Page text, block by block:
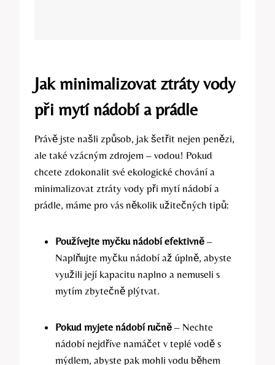
Jak minimalizovat ztráty vody
při mytí nádobí a prádle
Právě jste našli způsob, jak šetřit nejen penězi,
ale také vzácným zdrojem – vodou! Pokud
chcete zdokonalit své ekologické chování a
minimalizovat ztráty vody při mytí nádobí a
prádle, máme pro vás několik užitečných tipů:
Používejte myčku nádobí efektivně –
Naplňujte myčku nádobí až úplně, abyste
využili její kapacitu naplno a nemuseli s
mytím zbytečně plýtvat.
Pokud myjete nádobí ručně – Nechte
nádobí nejdříve namáčet v teplé vodě s
mýdlem, abyste pak mohli vodu během